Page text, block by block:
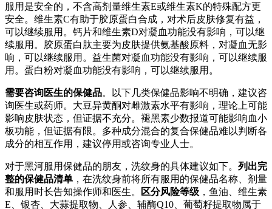
服用是安全的，不含高剂量维生素E或维生素K的特殊配方更
安全。维生素C有助于胶原蛋白合成，对术后皮肤修复有益，
可以继续服用。钙片和维生素D对凝血功能没有影响，可以继
续服用。胶原蛋白肽主要为皮肤提供氨基酸原料，对凝血无影
响，可以继续服用。益生菌对凝血功能没有影响，可以继续服
用。蛋白粉对凝血功能没有影响，可以继续服用。
需要咨询医生的保健品。以下几类保健品影响不明确，建议咨
询医生或药师。大豆异黄酮对雌激素水平有影响，理论上可能
影响皮肤状态，但证据不充分。褪黑素少数报道可能影响血小
板功能，但证据有限。多种成分混合的复合保健品难以判断各
成分的相互作用，建议停用或咨询专业人士。
对于黑河服用保健品的朋友，洗纹身的具体建议如下。 列出完
整的保健品清单 ，在洗纹身前将所有服用的保健品名称、剂量
和服用时长告知操作师和医生。
区分风险等级 ，鱼油、维生素
E、银杏、大蒜提取物、人参、辅酶Q10、葡萄籽提取物属于